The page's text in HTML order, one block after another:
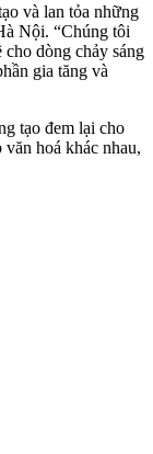
và lan tỏa những
Nội. “Chúng tôi
dòng chảy sáng
gia tăng và
tạo đem lại cho
hoá khác nhau,